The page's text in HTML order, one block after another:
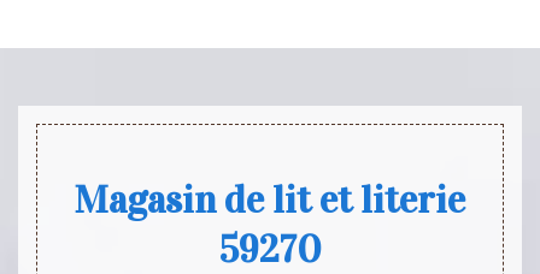
Magasin de lit et literie
59270